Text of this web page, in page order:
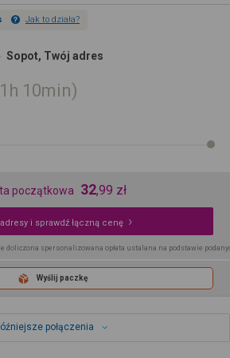
Jak to działa?
Sopot, Twój adres
1h 10min
początkowa 32,99 zł
i sprawdź łączną cenę
doliczona spersonalizowana opłata ustalana na podstawie
Wyślij paczkę
połączenia